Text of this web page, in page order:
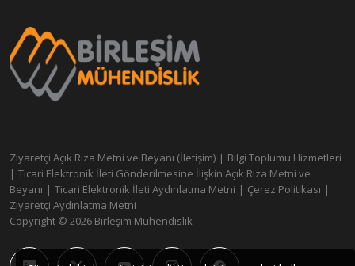
Ziyaretçi Açık Rıza Metni ve Beyanı (İletişim) | Bilgi Toplumu Hizmetleri
| Ticari Elektronik İleti Gönderilmesine İlişkin Açık Rıza Metni ve
Beyanı | Ticari Elektronik İleti Aydınlatma Metni | Çerez Politikası |
Ziyaretçi Aydınlatma Metni
Copyright © 2026 Birleşim Mühendislik